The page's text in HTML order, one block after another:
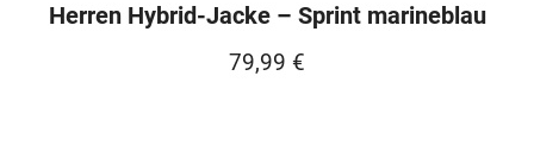
Herren Hybrid-Jacke – Sprint marineblau
79,99 €